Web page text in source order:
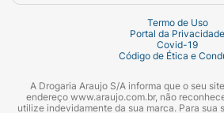
Termo de Uso
Portal da Privacidade
Covid-19
Código de Ética e
A Drogaria Araujo S/A informa que o seu
endereço www.araujo.com.br, não
utilize indevidamente da sua marca. Para sua